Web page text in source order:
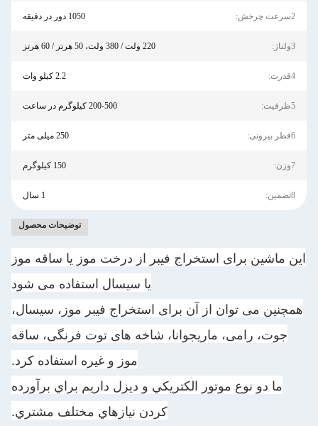
2سرعت چرخش: 1050 دور در دقیقه
3ولتاژ: 220 ولت / 380 ولت، 50 هرتز / 60 هرتز
4قدرت: 2.2 کیلو وات
5ظرفیت: 200-500 کیلوگرم در ساعت
6قطر بیرونی: 250 میلی متر
7وزن: 150 کیلوگرم
8تضمین: 1 سال
توضیحات محصول
این ماشین برای استخراج فیبر از درخت موز یا ساقه موز
یا سیسال استفاده می شود
همچنین می توان از آن برای استخراج فیبر موز، سیسال،
جوت، رامی، ماریجوانا، شاخه های توت فرنگی، ساقه
موز و غیره استفاده کرد.
ما دو نوع موتور الکتريکي و ديزل داريم براي برآورده
کردن نيازهاي مختلف مشتري.